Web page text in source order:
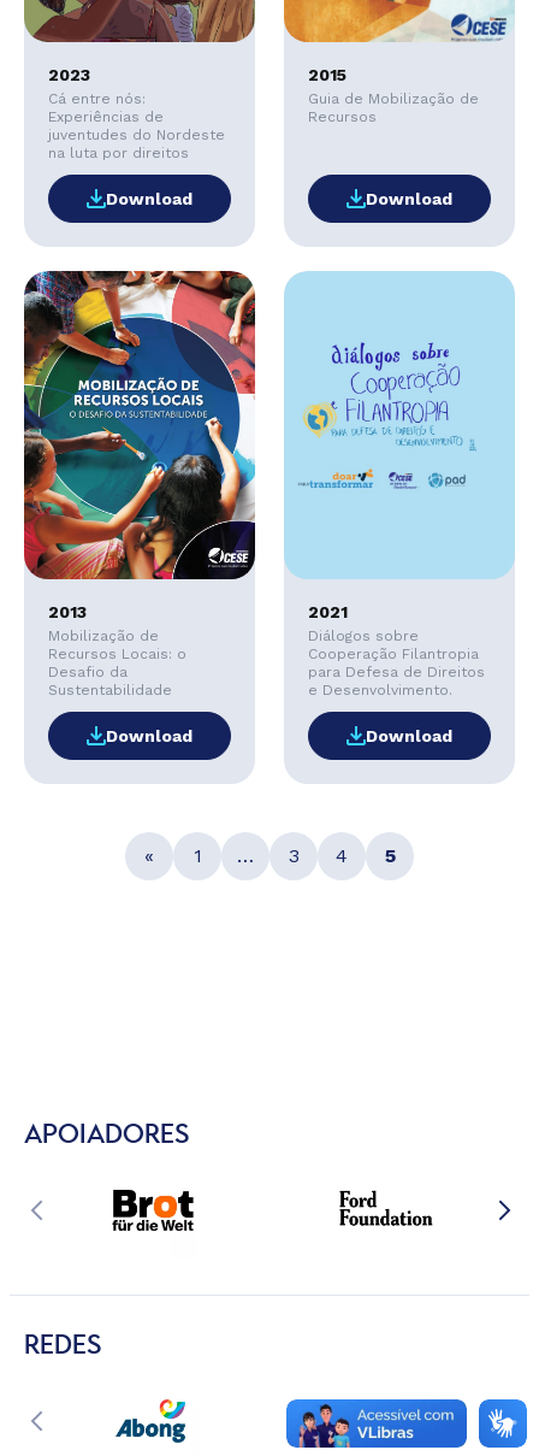
2023
Cá entre nós:
Experiências de
juventudes do Nordeste
na luta por direitos
Download
2015
Guia de Mobilização de
Recursos
Download
2013
Mobilização de
Recursos Locais: o
Desafio da
Sustentabilidade
Download
2021
Diálogos sobre
Cooperação Filantropia
para Defesa de Direitos
e Desenvolvimento.
Download
« 1 … 3 4 5
APOIADORES
REDES